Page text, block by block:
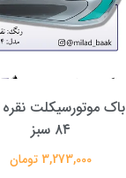
باک موتورسیکلت
۸۴ سبز
3,273,000 تومان